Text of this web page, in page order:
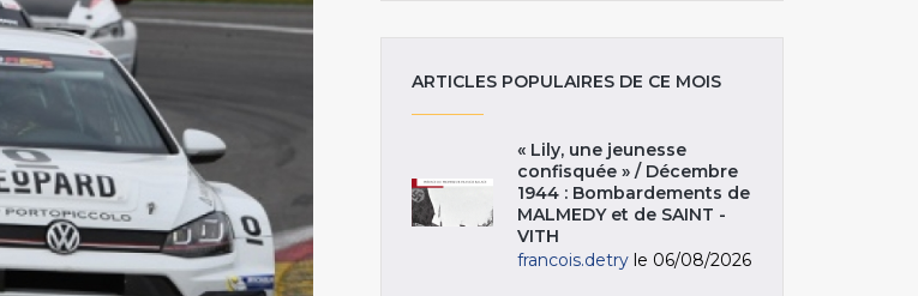
ARTICLES POPULAIRES DE CE MOIS
« Lily, une jeunesse
confisquée » / Décembre
1944 : Bombardements de
MALMEDY et de SAINT -
VITH
francois.detry le 06/08/2026